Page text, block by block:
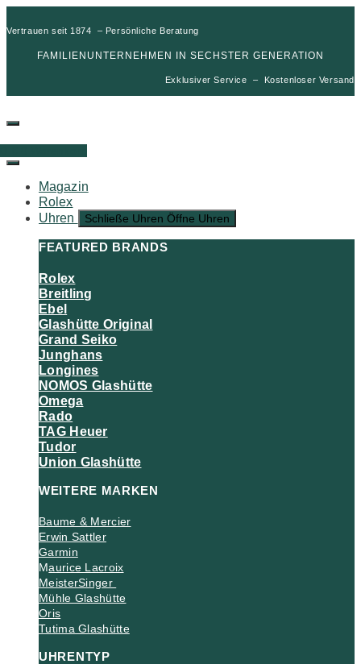
Vertrauen seit 1874 – Persönliche Beratung
FAMILIENUNTERNEHMEN IN SECHSTER GENERATION
Exklusiver Service – Kostenloser Versand
Magazin
Rolex
Uhren
Schließe Uhren Öffne Uhren
FEATURED BRANDS
Rolex
Breitling
Ebel
Glashütte Original
Grand Seiko
Junghans
Longines
NOMOS Glashütte
Omega
Rado
TAG Heuer
Tudor
Union Glashütte
WEITERE MARKEN
Baume & Mercier
Erwin Sattler
Garmin
Maurice Lacroix
MeisterSinger
Mühle Glashütte
Oris
Tutima Glashütte
UHRENTYP